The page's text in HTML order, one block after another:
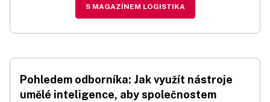
S MAGAZÍNEM LOGISTIKA
Pohledem odborníka: Jak využít nástroje
umělé inteligence, aby společnostem